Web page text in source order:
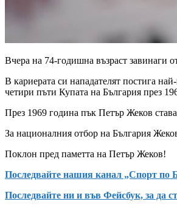
Вчера на 74-годишна възраст завинаги
В кариерата си нападателят постига
четири пъти Купата на България през
През 1969 година пък Петър Жеков
За националния отбор на България
Поклон пред паметта на Петър Жеков!
Последвайте нашия канал „Спорт по
Последвайте ни и във Фейсбук, за да